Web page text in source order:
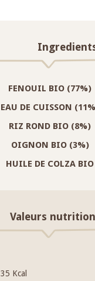
FENOUIL BIO (77%)
EAU DE CUISSON
RIZ ROND BIO (8%)
OIGNON BIO (3%)
HUILE DE COLZA BIO
Valeurs
Kcal